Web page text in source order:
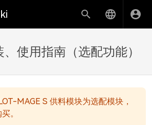
使用指南（选配功能）
MAGE S 供料模块为选配模块，
。